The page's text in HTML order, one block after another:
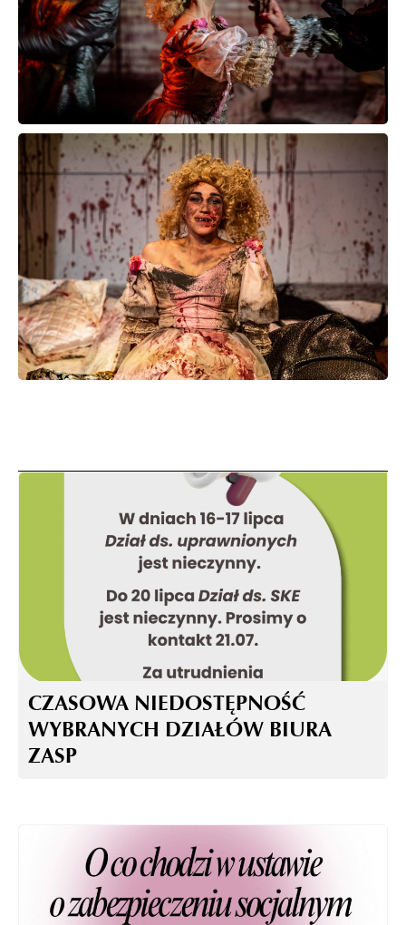
CZASOWA NIEDOSTĘPNOŚĆ
WYBRANYCH DZIAŁÓW BIURA
ZASP